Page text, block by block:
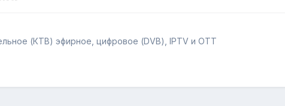
(КТВ) эфирное, цифровое (DVB), IPTV и OTT